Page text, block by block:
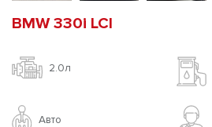
BMW 330i LCI
2.0л
Авто